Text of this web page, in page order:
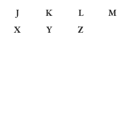
J K L
M
X
Y Z